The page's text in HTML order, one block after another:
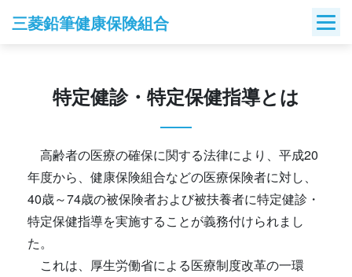
三菱鉛筆健康保険組合
特定健診・特定保健指導とは
高齢者の医療の確保に関する法律により、平成20
年度から、健康保険組合などの医療保険者に対し、
40歳～74歳の被保険者および被扶養者に特定健診・
特定保健指導を実施することが義務付けられまし
た。
これは、厚生労働省による医療制度改革の一環